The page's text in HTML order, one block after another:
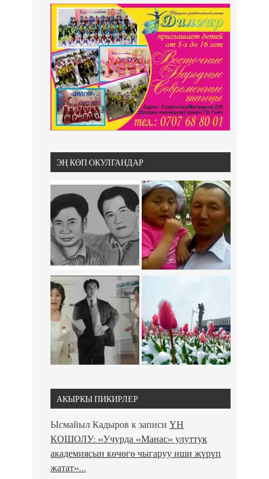
ЭҢ КӨП ОКУЛГАНДАР
АКЫРКЫ ПИКИРЛЕР
Ысмайыл Кадыров к записи ҮН
КОШОЛУ: «Учурда «Манас» улуттук
академиясын көчөгө чыгаруу иши жүрүп
жатат»…